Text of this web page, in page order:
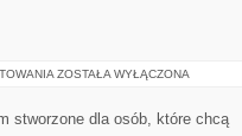
BUTY
ZOSTAŁA WYŁĄCZONA
stworzone dla osób, które chcą